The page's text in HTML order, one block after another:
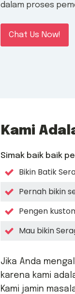
dalam proses
Chat Us Now!
Kami
Simak baik baik
Bikin Batik
Pernah bikin
Pengen
Mau bikin
Jika Anda
karena kami
Kami jamin